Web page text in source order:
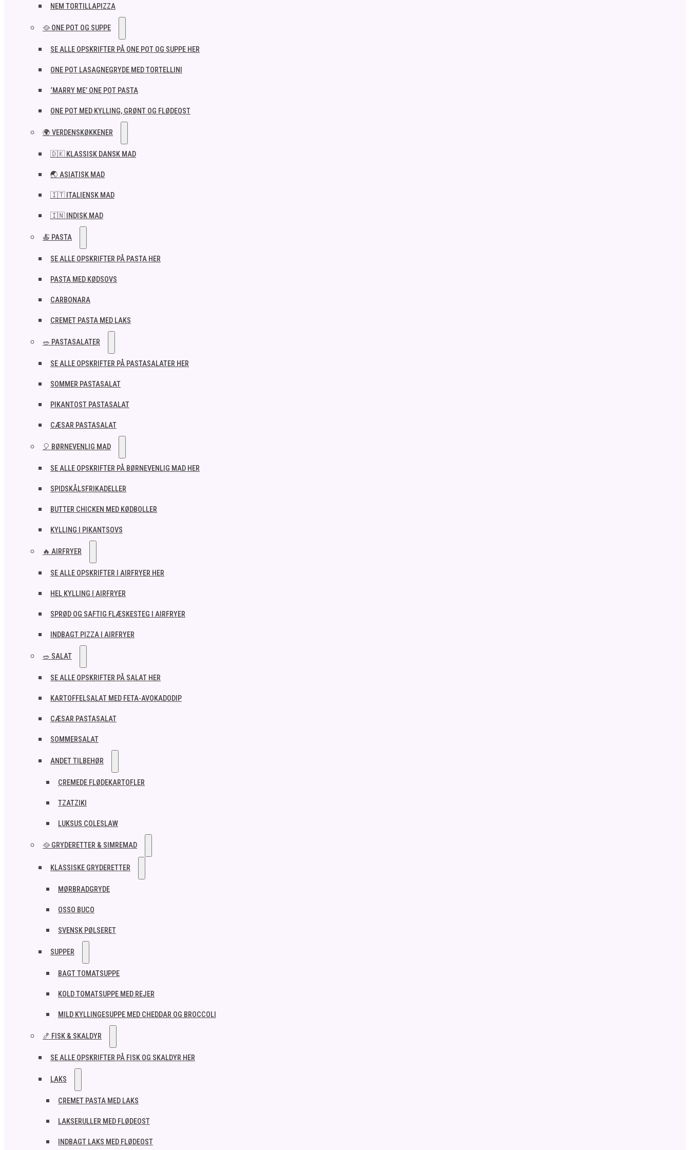
NEM TORTILLAPIZZA
🥘 ONE POT OG SUPPE
SE ALLE OPSKRIFTER PÅ ONE POT OG SUPPE HER
ONE POT LASAGNEGRYDE MED TORTELLINI
‘MARRY ME’ ONE POT PASTA
ONE POT MED KYLLING, GRØNT OG FLØDEOST
🌍 VERDENSKØKKENER
🇩🇰 KLASSISK DANSK MAD
🌏 ASIATISK MAD
🇮🇹 ITALIENSK MAD​
🇮🇳 INDISK MAD​
🍝 PASTA
SE ALLE OPSKRIFTER PÅ PASTA HER
PASTA MED KØDSOVS
CARBONARA
CREMET PASTA MED LAKS
🥗 PASTASALATER
SE ALLE OPSKRIFTER PÅ PASTASALATER HER
SOMMER PASTASALAT
PIKANTOST PASTASALAT
CÆSAR PASTASALAT
🎈 BØRNEVENLIG MAD
SE ALLE OPSKRIFTER PÅ BØRNEVENLIG MAD HER
SPIDSKÅLSFRIKADELLER
BUTTER CHICKEN MED KØDBOLLER
KYLLING I PIKANTSOVS
🔥 AIRFRYER
SE ALLE OPSKRIFTER I AIRFRYER HER
HEL KYLLING I AIRFRYER
SPRØD OG SAFTIG FLÆSKESTEG I AIRFRYER
INDBAGT PIZZA I AIRFRYER
🥗 SALAT
SE ALLE OPSKRIFTER PÅ SALAT HER
KARTOFFELSALAT MED FETA-AVOKADODIP
CÆSAR PASTASALAT
SOMMERSALAT
ANDET TILBEHØR
CREMEDE FLØDEKARTOFLER
TZATZIKI
LUKSUS COLESLAW
🥘 GRYDERETTER & SIMREMAD
KLASSISKE GRYDERETTER
MØRBRADGRYDE
OSSO BUCO
SVENSK PØLSERET
SUPPER
BAGT TOMATSUPPE
KOLD TOMATSUPPE MED REJER
MILD KYLLINGESUPPE MED CHEDDAR OG BROCCOLI
🍤 FISK & SKALDYR
SE ALLE OPSKRIFTER PÅ FISK OG SKALDYR HER
LAKS
CREMET PASTA MED LAKS
LAKSERULLER MED FLØDEOST
INDBAGT LAKS MED FLØDEOST